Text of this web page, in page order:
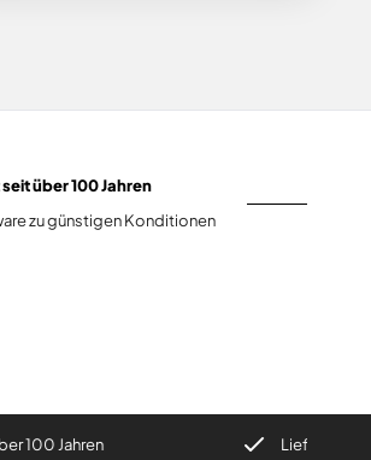
über 100 Jahren
zu günstigen Konditionen
Lieferzeit in der Regel